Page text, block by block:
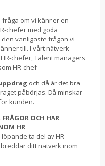
om vi känner en
chefer med goda
vanligaste frågan vi
till. I vårt nätverk
chefer, Talent managers
HR-chef
och då är det bra
påbörjas. Då minskar
kunden.
OCH HAR
HR
ta del av HR-
ditt nätverk inom